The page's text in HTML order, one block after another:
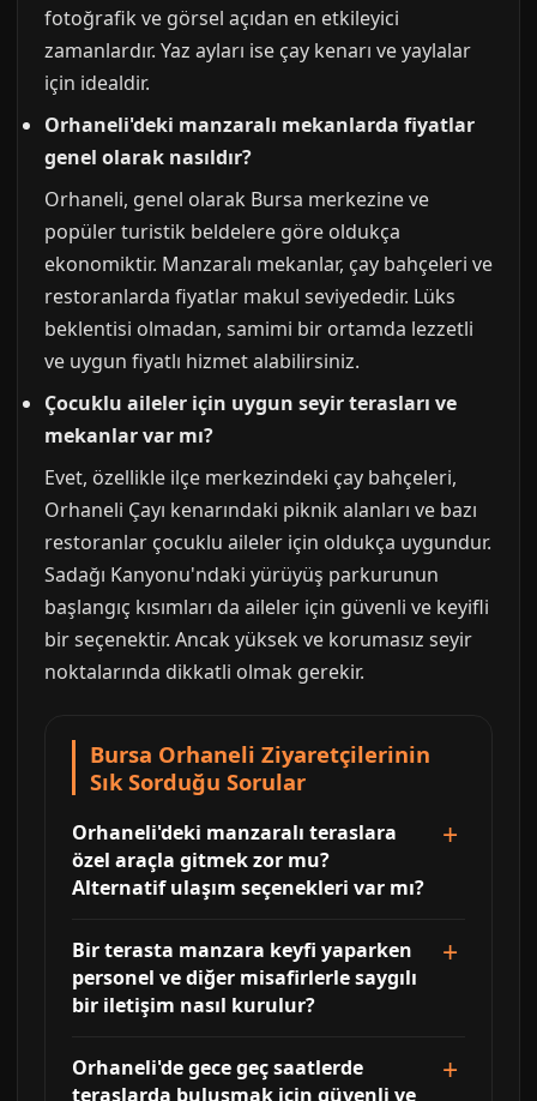
fotoğrafik ve görsel açıdan en etkileyici
zamanlardır. Yaz ayları ise çay kenarı ve yaylalar
için idealdir.
Orhaneli'deki manzaralı mekanlarda fiyatlar
genel olarak nasıldır?
Orhaneli, genel olarak Bursa merkezine ve
popüler turistik beldelere göre oldukça
ekonomiktir. Manzaralı mekanlar, çay bahçeleri ve
restoranlarda fiyatlar makul seviyededir. Lüks
beklentisi olmadan, samimi bir ortamda lezzetli
ve uygun fiyatlı hizmet alabilirsiniz.
Çocuklu aileler için uygun seyir terasları ve
mekanlar var mı?
Evet, özellikle ilçe merkezindeki çay bahçeleri,
Orhaneli Çayı kenarındaki piknik alanları ve bazı
restoranlar çocuklu aileler için oldukça uygundur.
Sadağı Kanyonu'ndaki yürüyüş parkurunun
başlangıç kısımları da aileler için güvenli ve keyifli
bir seçenektir. Ancak yüksek ve korumasız seyir
noktalarında dikkatli olmak gerekir.
Bursa Orhaneli Ziyaretçilerinin
Sık Sorduğu Sorular
Orhaneli'deki manzaralı teraslara
özel araçla gitmek zor mu?
Alternatif ulaşım seçenekleri var mı?
Bir terasta manzara keyfi yaparken
personel ve diğer misafirlerle saygılı
bir iletişim nasıl kurulur?
Orhaneli'de gece geç saatlerde
teraslarda buluşmak için güvenli ve